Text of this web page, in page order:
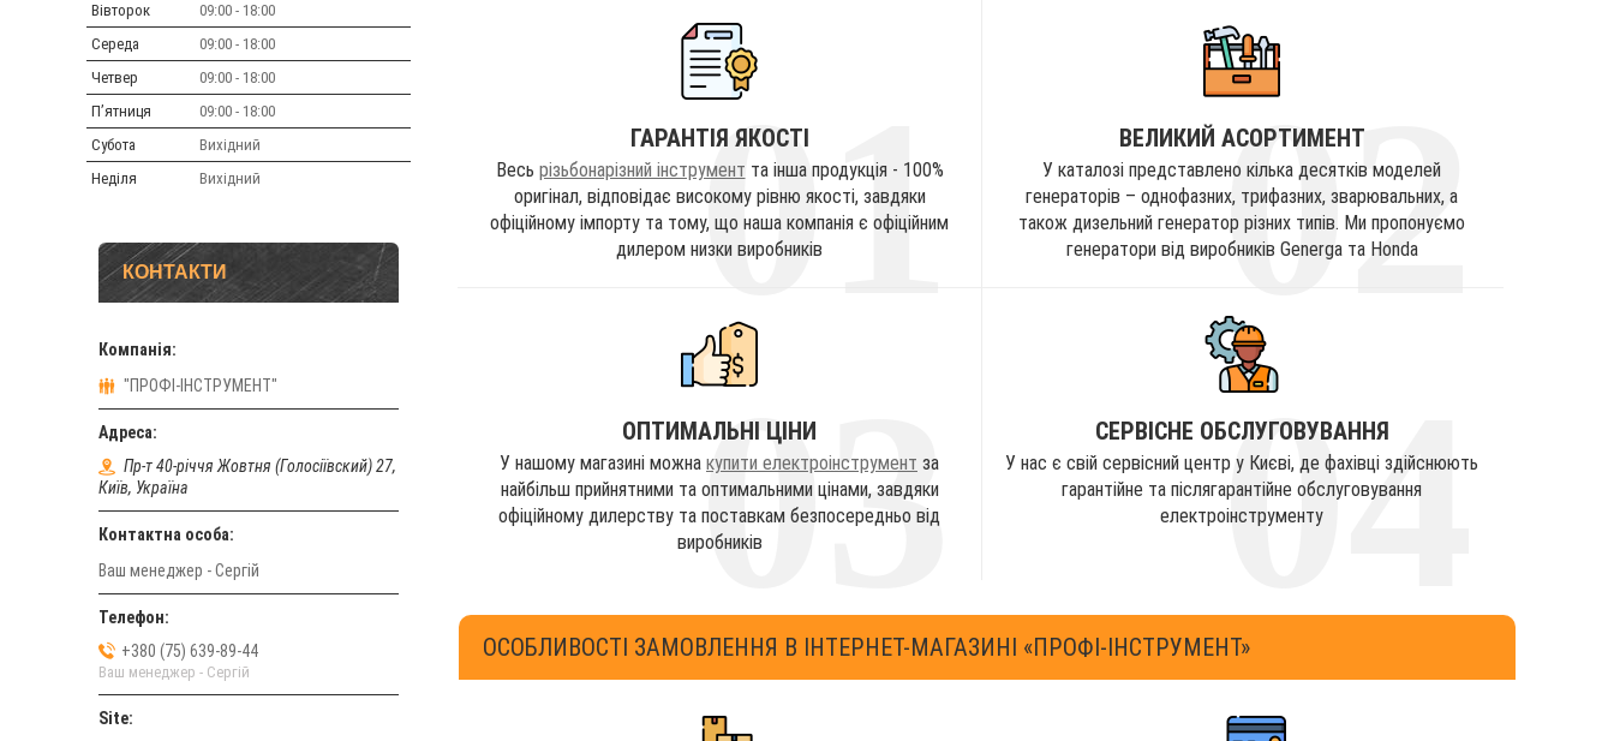
ГАРАНТІЯ ЯКОСТІ
Весь різьбонарізний інструмент та інша продукція - 100%
оригінал, відповідає високому рівню якості, завдяки
офіційному імпорту та тому, що наша компанія є офіційним
дилером низки виробників
01 02
ВЕЛИКИЙ АСОРТИМЕНТ
У каталозі представлено кілька десятків моделей
генераторів – однофазних, трифазних, зварювальних, а
також дизельний генератор різних типів. Ми пропонуємо
генератори від виробників Generga та Honda
03
ОПТИМАЛЬНІ ЦІНИ
У нашому магазині можна купити електроінструмент за
найбільш прийнятними та оптимальними цінами, завдяки
офіційному дилерству та поставкам безпосередньо від
виробників
04
СЕРВІСНЕ ОБСЛУГОВУВАННЯ
У нас є свій сервісний центр у Києві, де фахівці здійснюють
гарантійне та післягарантійне обслуговування
електроінструменту
ОСОБЛИВОСТІ ЗАМОВЛЕННЯ В ІНТЕРНЕТ-МАГАЗИНІ «ПРОФІ-ІНСТРУМЕНТ»
Вівторок
09:00
18:00
Середа
09:00
18:00
Четвер
09:00
18:00
Пʼятниця
09:00
18:00
Субота
Вихідний
Неділя
Вихідний
КОНТАКТИ
"ПРОФІ-ІНСТРУМЕНТ"
Пр-т 40-річчя Жовтня (Голосіївский) 27,
Київ, Україна
Ваш менеджер - Сергій
+380 (75) 639-89-44
Ваш менеджер - Сергій